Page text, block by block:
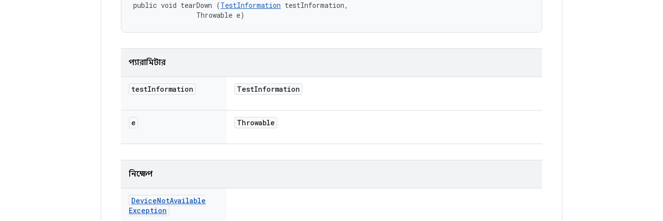
public void tearDown (TestInformation testInformation,
                Throwable e)
প্যারামিটার
testInformation TestInformation
e Throwable
নিক্ষেপ
DeviceNotAvailable
Exception